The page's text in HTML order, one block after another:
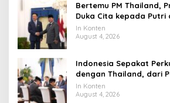
Bertemu PM Thailand,
Duka Cita kepada Putri
Tahun ke Raja Thailand
In Konten
August 4, 2026
Indonesia Sepakat
dengan Thailand, dari
Ekonomi Digital
In Konten
August 4, 2026